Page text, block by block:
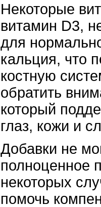
Некоторые
витамин D3,
для
кальция, что
костную
обратить
который
глаз, кожи и
Добавки не
полноценное
некоторых
помочь